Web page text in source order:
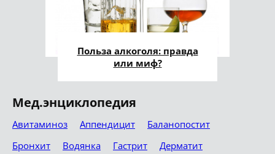
Польза алкоголя: правда
или миф?
Мед.энциклопедия
Авитаминоз Аппендицит
Баланопостит
Бронхит
Водянка Гастрит
Дерматит